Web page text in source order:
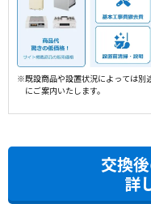
※既設商品や設置状況によっては別
にご案内いたします。
交換
詳